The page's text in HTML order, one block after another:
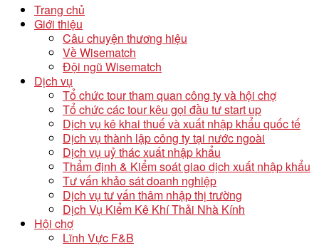
Trang chủ
Giới thiệu
Câu chuyện thương hiệu
Về Wisematch
Đội ngũ Wisematch
Dịch vụ
Tổ chức tour tham quan công ty và hội chợ
Tổ chức các tour kêu gọi đầu tư start up
Dịch vụ kê khai thuế và xuất nhập khẩu quốc tế
Dịch vụ thành lập công ty tại nước ngoài
Dịch vụ uỷ thác xuất nhập khẩu
Thẩm định & Kiểm soát giao dịch xuất nhập khẩu
Tư vấn khảo sát doanh nghiệp
Dịch vụ tư vấn thâm nhập thị trường
Dịch Vụ Kiểm Kê Khí Thải Nhà Kính
Hội chợ
Lĩnh Vực F&B